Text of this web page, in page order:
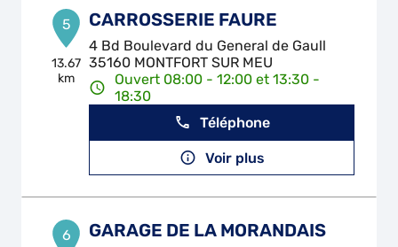
5
13.67
km
CARROSSERIE FAURE
4 Bd Boulevard du General de Gaull
35160 MONTFORT SUR MEU
Ouvert 08:00 - 12:00 et 13:30 -
18:30
Téléphone
Voir plus
6 GARAGE DE LA MORANDAIS